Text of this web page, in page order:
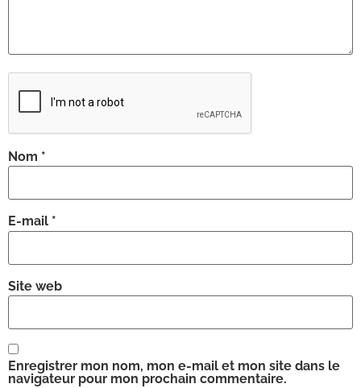
Nom *
E-mail *
Site web
Enregistrer mon nom, mon e-mail et mon site dans le
navigateur pour mon prochain commentaire.